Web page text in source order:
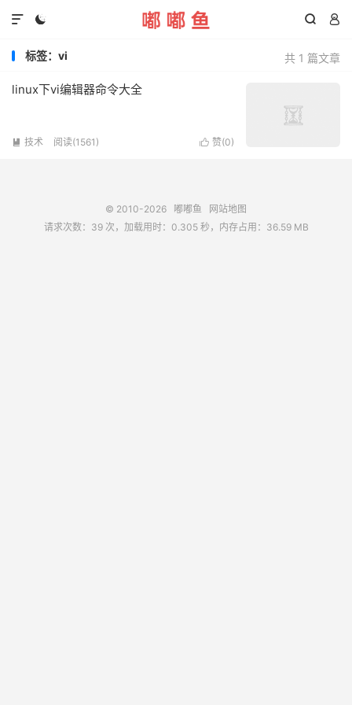
  

共 1 篇文章
标签：vi
linux下vi编辑器命令大全
 赞(0)
 技术 阅读(1561)
© 2010-2026 嘟嘟鱼
网站地图
请求次数：39 次，加载用时：0.305 秒，内存占用：36.59 MB